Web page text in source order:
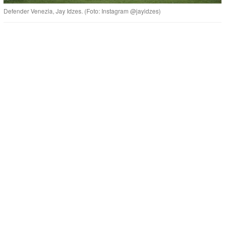
Defender Venezia, Jay Idzes. (Foto: Instagram @jayidzes)